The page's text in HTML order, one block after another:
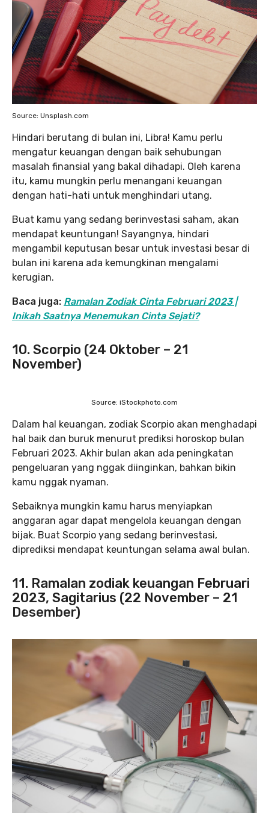
Source: Unsplash.com
Hindari berutang di bulan ini, Libra! Kamu perlu
mengatur keuangan dengan baik sehubungan
masalah finansial yang bakal dihadapi. Oleh karena
itu, kamu mungkin perlu menangani keuangan
dengan hati-hati untuk menghindari utang.
Buat kamu yang sedang berinvestasi saham, akan
mendapat keuntungan! Sayangnya, hindari
mengambil keputusan besar untuk investasi besar di
bulan ini karena ada kemungkinan mengalami
kerugian.
Baca juga: Ramalan Zodiak Cinta Februari 2023 |
Inikah Saatnya Menemukan Cinta Sejati?
10. Scorpio (24 Oktober – 21
November)
Source: iStockphoto.com
Dalam hal keuangan, zodiak Scorpio akan menghadapi
hal baik dan buruk menurut prediksi horoskop bulan
Februari 2023. Akhir bulan akan ada peningkatan
pengeluaran yang nggak diinginkan, bahkan bikin
kamu nggak nyaman.
Sebaiknya mungkin kamu harus menyiapkan
anggaran agar dapat mengelola keuangan dengan
bijak. Buat Scorpio yang sedang berinvestasi,
diprediksi mendapat keuntungan selama awal bulan.
11. Ramalan zodiak keuangan Februari
2023, Sagitarius (22 November – 21
Desember)